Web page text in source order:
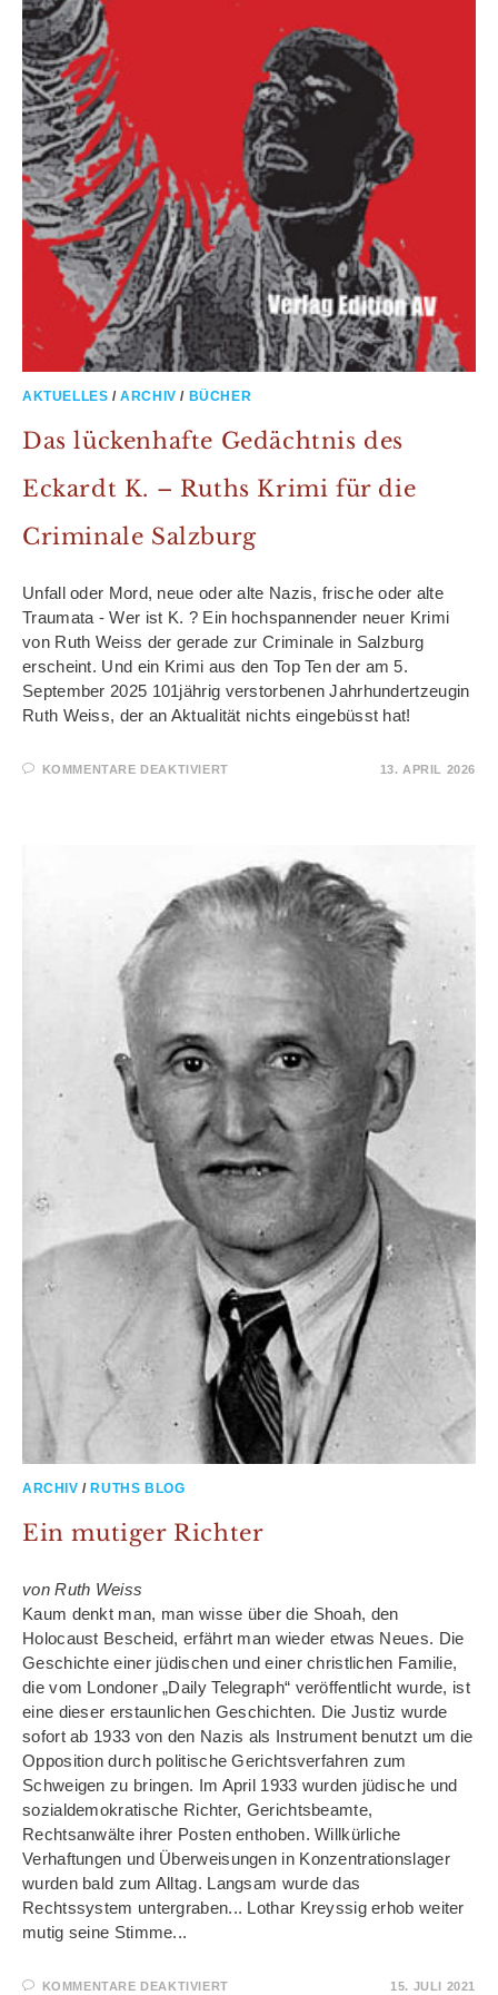
AKTUELLES /ARCHIV / BÜCHER
Das lückenhafte Gedächtnis des
Eckardt K. – Ruths Krimi für die
Criminale Salzburg
Unfall oder Mord, neue oder alte Nazis, frische oder alte
Traumata - Wer ist K. ? Ein hochspannender neuer Krimi
von Ruth Weiss der gerade zur Criminale in Salzburg
erscheint. Und ein Krimi aus den Top Ten der am 5.
September 2025 101jährig verstorbenen Jahrhundertzeugin
Ruth Weiss, der an Aktualität nichts eingebüsst hat!
KOMMENTARE DEAKTIVIERTFÜR
–
RUTHS
KRIMI
FÜR
DIE
CRIMINALE
SALZBURG
13. APRIL 2026
ARCHIV / RUTHS BLOG
Ein mutiger Richter
von Ruth Weiss
Kaum denkt man, man wisse über die Shoah, den
Holocaust Bescheid, erfährt man wieder etwas Neues. Die
Geschichte einer jüdischen und einer christlichen Familie,
die vom Londoner „Daily Telegraph“ veröffentlicht wurde, ist
eine dieser erstaunlichen Geschichten. Die Justiz wurde
sofort ab 1933 von den Nazis als Instrument benutzt um die
Opposition durch politische Gerichtsverfahren zum
Schweigen zu bringen. Im April 1933 wurden jüdische und
sozialdemokratische Richter, Gerichtsbeamte,
Rechtsanwälte ihrer Posten enthoben. Willkürliche
Verhaftungen und Überweisungen in Konzentrationslager
wurden bald zum Alltag. Langsam wurde das
Rechtssystem untergraben... Lothar Kreyssig erhob weiter
mutig seine Stimme...
KOMMENTARE DEAKTIVIERTFÜR
15. JULI 2021